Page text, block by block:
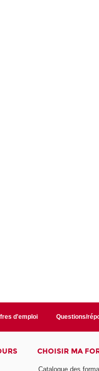
d'emploi Questions/
CHOISIR MA
Catalogue des